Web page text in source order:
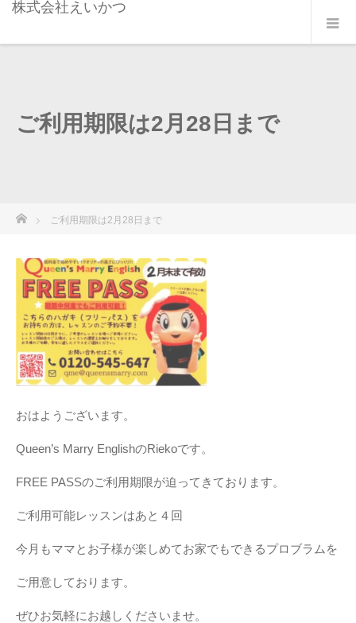
株式会社えいかつ
ご利用期限は2月28日まで
ご利用期限は2月28日まで
おはようございます。
Queen’s Marry EnglishのRiekoです。
FREE PASSのご利用期限が迫ってきております。
ご利用可能レッスンはあと４回
今月もママとお子様が楽しめてお家でもできるプロブラムを
ご用意しております。
ぜひお気軽にお越しくださいませ。